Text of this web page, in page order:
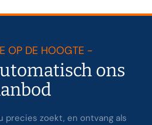
OP DE HOOGTE -
ons
precies zoekt, en ontvang als